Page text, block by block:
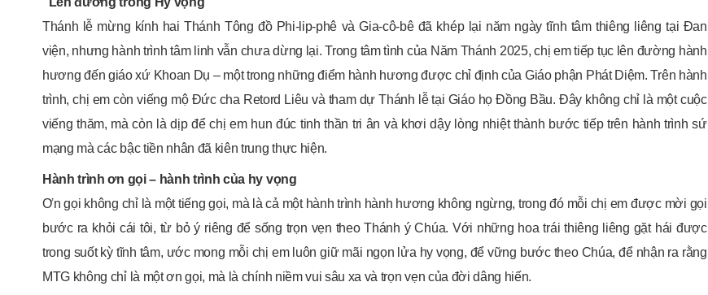
Thánh lễ mừng kính hai Thánh Tông đồ Phi-lip-phê và Gia-cô-bê đã khép lại năm ngày tĩnh tâm thiêng liêng tại Đan
viện, nhưng hành trình tâm linh vẫn chưa dừng lại. Trong tâm tình của Năm Thánh 2025, chị em tiếp tục lên đường hành
hương đến giáo xứ Khoan Dụ – một trong những điểm hành hương được chỉ định của Giáo phận Phát Diệm. Trên hành
trình, chị em còn viếng mộ Đức cha Retord Liêu và tham dự Thánh lễ tại Giáo họ Đồng Bầu. Đây không chỉ là một cuộc
viếng thăm, mà còn là dịp để chị em hun đúc tinh thần tri ân và khơi dậy lòng nhiệt thành bước tiếp trên hành trình sứ
mạng mà các bậc tiền nhân đã kiên trung thực hiện.
Hành trình ơn gọi – hành trình của hy vọng
Ơn gọi không chỉ là một tiếng gọi, mà là cả một hành trình hành hương không ngừng, trong đó mỗi chị em được mời gọi
bước ra khỏi cái tôi, từ bỏ ý riêng để sống trọn vẹn theo Thánh ý Chúa. Với những hoa trái thiêng liêng gặt hái được
trong suốt kỳ tĩnh tâm, ước mong mỗi chị em luôn giữ mãi ngọn lửa hy vọng, để vững bước theo Chúa, để nhận ra rằng
MTG không chỉ là một ơn gọi, mà là chính niềm vui sâu xa và trọn vẹn của đời dâng hiến.